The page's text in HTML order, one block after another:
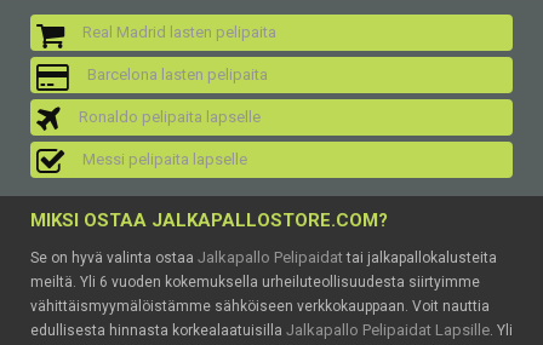
Real Madrid lasten pelipaita
Barcelona lasten pelipaita
Ronaldo pelipaita lapselle
Messi pelipaita lapselle
MIKSI OSTAA JALKAPALLOSTORE.COM?
Se on hyvä valinta ostaa Jalkapallo Pelipaidattai jalkapallokalusteita
meiltä. Yli 6 vuoden kokemuksella urheiluteollisuudesta siirtyimme
vähittäismyymälöistämme sähköiseen verkkokauppaan. Voit nauttia
edullisesta hinnasta korkealaatuisilla Jalkapallo Pelipaidat Lapsille. Yli